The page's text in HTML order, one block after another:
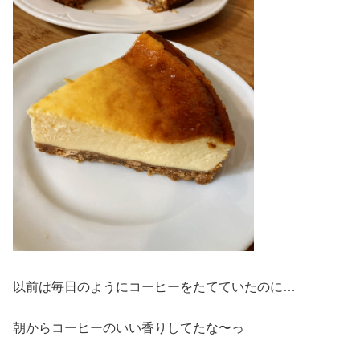
以前は毎日のようにコーヒーをたてていたのに…
朝からコーヒーのいい香りしてたな〜っ